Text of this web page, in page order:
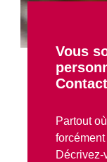
Vous
Partout
Décrivez-